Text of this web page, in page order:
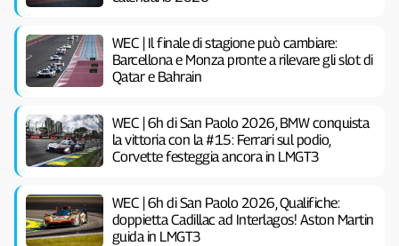
WEC | Il finale di stagione può cambiare:
Barcellona e Monza pronte a rilevare gli slot di
Qatar e Bahrain
WEC | 6h di San Paolo 2026, BMW conquista
la vittoria con la #15: Ferrari sul podio,
Corvette festeggia ancora in LMGT3
WEC | 6h di San Paolo 2026, Qualifiche:
doppietta Cadillac ad Interlagos! Aston Martin
guida in LMGT3